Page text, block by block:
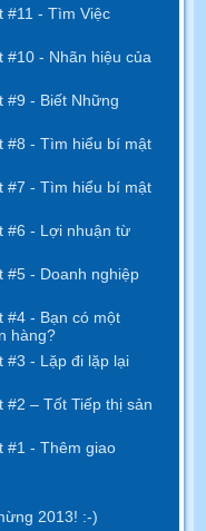
#11 - Tìm Việc
#10 - Nhãn hiệu của
#9 - Biết Những
#8 - Tìm hiểu bí mật
#7 - Tìm hiểu bí mật
#6 - Lợi nhuận từ
#5 - Doanh nghiệp
#4 - Bạn có một
hàng?
#3 - Lặp đi lặp lại
#2 – Tốt Tiếp thị sản
#1 - Thêm giao
2013! :-)